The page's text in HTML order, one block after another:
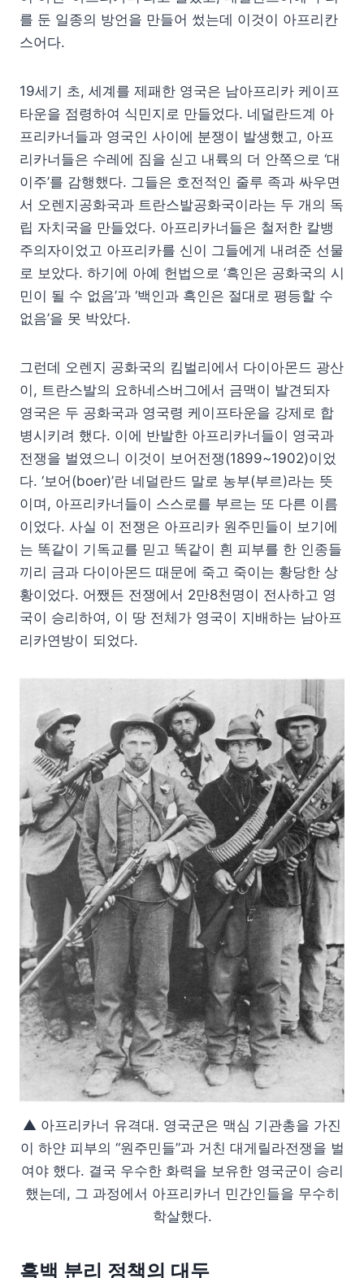
를 둔 일종의 방언을 만들어 썼는데 이것이 아프리칸
스어다.
19세기 초, 세계를 제패한 영국은 남아프리카 케이프
타운을 점령하여 식민지로 만들었다. 네덜란드계 아
프리카너들과 영국인 사이에 분쟁이 발생했고, 아프
리카너들은 수레에 짐을 싣고 내륙의 더 안쪽으로 ‘대
이주’를 감행했다. 그들은 호전적인 줄루 족과 싸우면
서 오렌지공화국과 트란스발공화국이라는 두 개의 독
립 자치국을 만들었다. 아프리카너들은 철저한 칼뱅
주의자이었고 아프리카를 신이 그들에게 내려준 선물
로 보았다. 하기에 아예 헌법으로 ‘흑인은 공화국의 시
민이 될 수 없음’과 ‘백인과 흑인은 절대로 평등할 수
없음’을 못 박았다.
그런데 오렌지 공화국의 킴벌리에서 다이아몬드 광산
이, 트란스발의 요하네스버그에서 금맥이 발견되자
영국은 두 공화국과 영국령 케이프타운을 강제로 합
병시키려 했다. 이에 반발한 아프리카너들이 영국과
전쟁을 벌였으니 이것이 보어전쟁(1899~1902)이었
다. ‘보어(boer)’란 네덜란드 말로 농부(부르)라는 뜻
이며, 아프리카너들이 스스로를 부르는 또 다른 이름
이었다. 사실 이 전쟁은 아프리카 원주민들이 보기에
는 똑같이 기독교를 믿고 똑같이 흰 피부를 한 인종들
끼리 금과 다이아몬드 때문에 죽고 죽이는 황당한 상
황이었다. 어쨌든 전쟁에서 2만8천명이 전사하고 영
국이 승리하여, 이 땅 전체가 영국이 지배하는 남아프
리카연방이 되었다.
▲ 아프리카너 유격대. 영국군은 맥심 기관총을 가진
이 하얀 피부의 “원주민들”과 거친 대게릴라전쟁을 벌
여야 했다. 결국 우수한 화력을 보유한 영국군이 승리
했는데, 그 과정에서 아프리카너 민간인들을 무수히
학살했다.
흑백 분리 정책의 대두